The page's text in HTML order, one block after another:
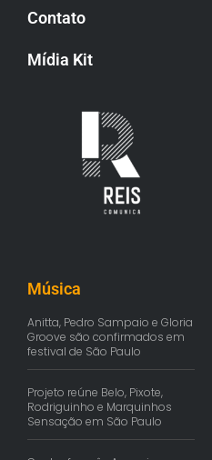
Contato
Mídia Kit
Música
Anitta, Pedro Sampaio e Gloria
Groove são confirmados em
festival de São Paulo
Projeto reúne Belo, Pixote,
Rodriguinho e Marquinhos
Sensação em São Paulo